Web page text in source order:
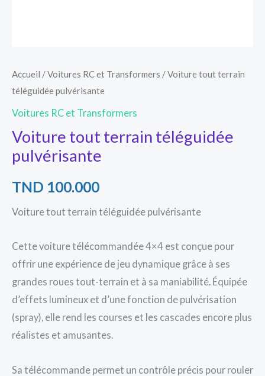
Accueil /Voitures RC et Transformers / Voiture tout terrain
téléguidée pulvérisante
Voitures RC et Transformers
Voiture tout terrain téléguidée
pulvérisante
TND 100.000
Voiture tout terrain téléguidée pulvérisante
Cette voiture télécommandée 4×4 est conçue pour
offrir une expérience de jeu dynamique grâce à ses
grandes roues tout-terrain et à sa maniabilité. Équipée
d’effets lumineux et d’une fonction de pulvérisation
(spray), elle rend les courses et les cascades encore plus
réalistes et amusantes.
Sa télécommande permet un contrôle précis pour rouler